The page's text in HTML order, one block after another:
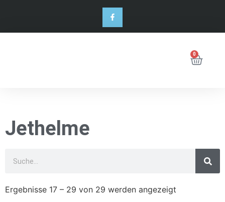
0
Jethelme
Ergebnisse 17 – 29 von 29 werden angezeigt